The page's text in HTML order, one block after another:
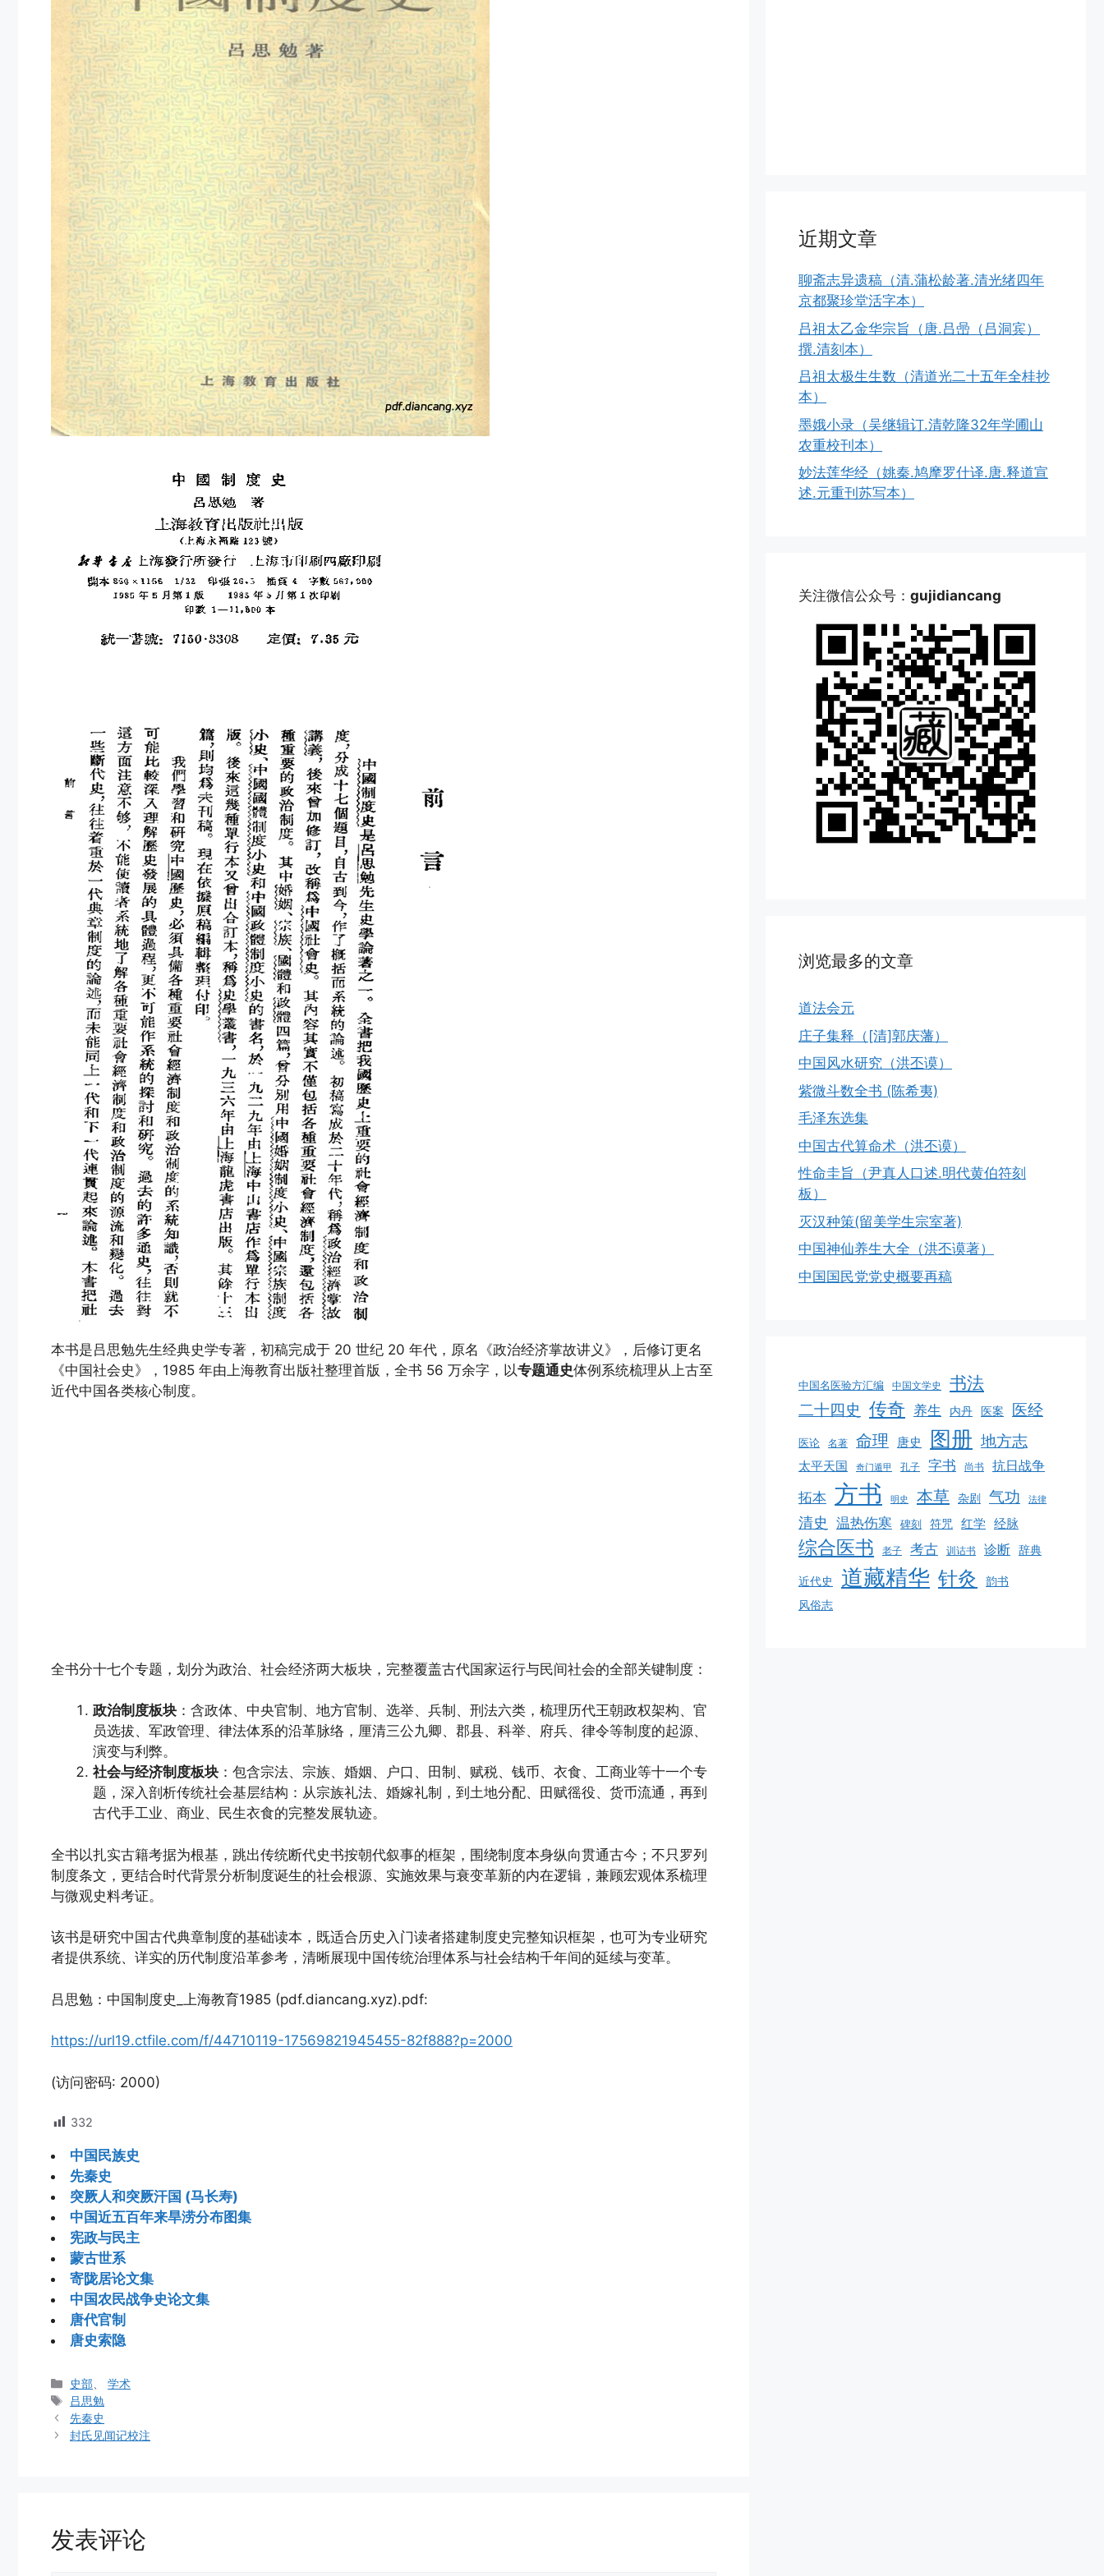
本书是吕思勉先生经典史学专著，初稿完成于 20 世纪 20 年代，原名《政治经济掌故讲义》，后修订更名
《中国社会史》，1985 年由上海教育出版社整理首版，全书 56 万余字，以专题通史体例系统梳理从上古至
近代中国各类核心制度。
全书分十七个专题，划分为政治、社会经济两大板块，完整覆盖古代国家运行与民间社会的全部关键制度：
政治制度板块 ：含政体、中央官制、地方官制、选举、兵制、刑法六类，梳理历代王朝政权架构、官
员选拔、军政管理、律法体系的沿革脉络，厘清三公九卿、郡县、科举、府兵、律令等制度的起源、
演变与利弊。
社会与经济制度板块 ：包含宗法、宗族、婚姻、户口、田制、赋税、钱币、衣食、工商业等十一个专
题，深入剖析传统社会基层结构：从宗族礼法、婚嫁礼制，到土地分配、田赋徭役、货币流通，再到
古代手工业、商业、民生衣食的完整发展轨迹。
全书以扎实古籍考据为根基，跳出传统断代史书按朝代叙事的框架，围绕制度本身纵向贯通古今；不只罗列
制度条文，更结合时代背景分析制度诞生的社会根源、实施效果与衰变革新的内在逻辑，兼顾宏观体系梳理
与微观史料考证。
该书是研究中国古代典章制度的基础读本，既适合历史入门读者搭建制度史完整知识框架，也可为专业研究
者提供系统、详实的历代制度沿革参考，清晰展现中国传统治理体系与社会结构千年间的延续与变革。
吕思勉：中国制度史_上海教育1985 (pdf.diancang.xyz).pdf:
https://url19.ctfile.com/f/44710119-17569821945455-82f888?p=2000
(访问密码: 2000)
332
中国民族史
先秦史
突厥人和突厥汗国 (马长寿)
中国近五百年来旱涝分布图集
宪政与民主
蒙古世系
寄陇居论文集
中国农民战争史论文集
唐代官制
唐史索隐
分
类
史部 、学术
标
签
吕思勉
先秦史
封氏见闻记校注
发表评论
近期文章
聊斋志异遗稿（清.蒲松龄著.清光绪四年
京都聚珍堂活字本）
吕祖太乙金华宗旨（唐.吕喦（吕洞宾）
撰.清刻本）
吕祖太极生生数（清道光二十五年全桂抄
本）
墨娥小录（吴继辑订.清乾隆32年学圃山
农重校刊本）
妙法莲华经（姚秦.鸠摩罗什译.唐.释道宣
述.元重刊苏写本）
关注微信公众号： gujidiancang
浏览最多的文章
道法会元
庄子集释（[清]郭庆藩）
中国风水研究（洪丕谟）
紫微斗数全书 (陈希夷)
毛泽东选集
中国古代算命术（洪丕谟）
性命圭旨（尹真人口述.明代黄伯符刻
板）
灭汉种策(留美学生宗室著)
中国神仙养生大全（洪丕谟著）
中国国民党党史概要再稿
中国名医验方汇编 中国文学史 书法
二十四史 传奇 养生 内丹 医案 医经
医论 名著 命理 唐史 图册 地方志
太平天国 奇门遁甲 孔子 字书 尚书 抗日战争
拓本 方书 明史 本草 杂剧 气功 法律
清史 温热伤寒 碑刻 符咒 红学 经脉
综合医书 老子 考古 训诂书 诊断 辞典
近代史 道藏精华 针灸 韵书
风俗志